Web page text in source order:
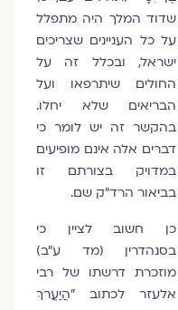
שדוד המלך היה מתפלל
על כל העניינים שצריכים
ישראל, ובכלל זה על
החולים שיתרפאו ועל
הבריאים שלא יחלו.
בהקשר זה יש לומר כי
דברים אלה אינם מופיעים
במדויק בצורתם זו
בביאור הרד"ק שם.
כן חשוב לציין כי
בסנהדרין (מד ע"ב)
מוזכרת דרשתו של רבי
אלעזר לכתוב "הֲיַעֲרֹךְ